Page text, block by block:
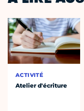
ACTIVITÉ
Atelier d'écriture